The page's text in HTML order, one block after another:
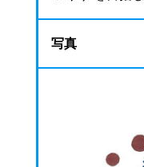
写真